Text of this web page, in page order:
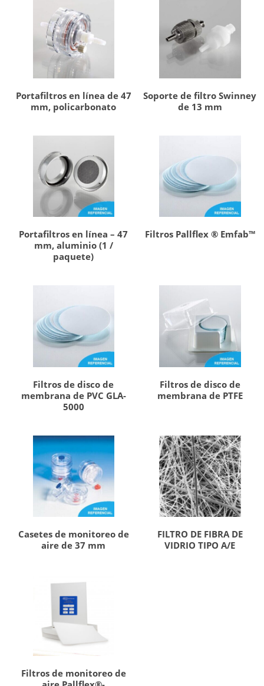
Portafiltros en línea de 47
mm, policarbonato
Soporte de filtro Swinney
de 13 mm
Portafiltros en línea – 47
mm, aluminio (1 /
paquete)
Filtros Pallflex ® Emfab™
Filtros de disco de
membrana de PVC GLA-
5000
Filtros de disco de
membrana de PTFE
Casetes de monitoreo de
aire de 37 mm
FILTRO DE FIBRA DE
VIDRIO TIPO A/E
Filtros de monitoreo de